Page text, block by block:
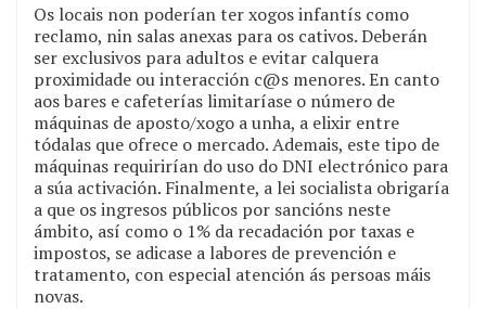
Os locais non poderían ter xogos infantís como
reclamo, nin salas anexas para os cativos. Deberán
ser exclusivos para adultos e evitar calquera
proximidade ou interacción c@s menores. En canto
aos bares e cafeterías limitaríase o número de
máquinas de aposto/xogo a unha, a elixir entre
tódalas que ofrece o mercado. Ademais, este tipo de
máquinas requirirían do uso do DNI electrónico para
a súa activación. Finalmente, a lei socialista obrigaría
a que os ingresos públicos por sancións neste
ámbito, así como o 1% da recadación por taxas e
impostos, se adicase a labores de prevención e
tratamento, con especial atención ás persoas máis
novas.